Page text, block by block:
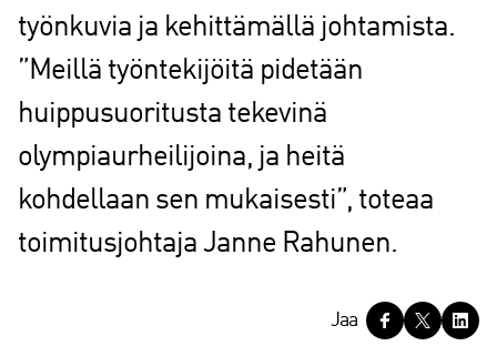
työnkuvia ja kehittämällä johtamista.
”Meillä työntekijöitä pidetään
huippusuoritusta tekevinä
olympiaurheilijoina, ja heitä
kohdellaan sen mukaisesti”, toteaa
toimitusjohtaja Janne Rahunen.
Jaa